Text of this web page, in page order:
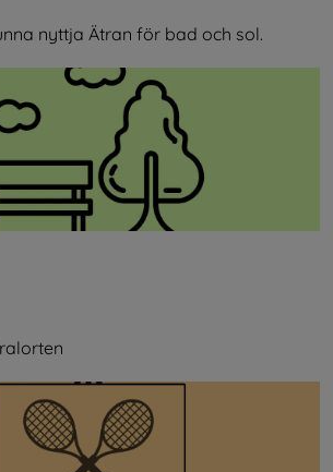
nyttja Ätran för bad och sol.